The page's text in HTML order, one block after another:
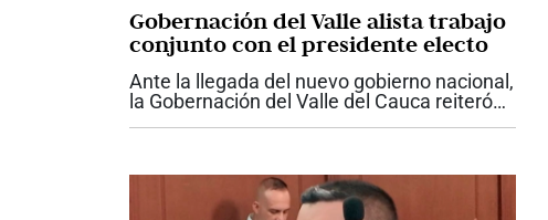
Gobernación del Valle alista trabajo
conjunto con el presidente electo
Ante la llegada del nuevo gobierno nacional,
la Gobernación del Valle del Cauca reiteró